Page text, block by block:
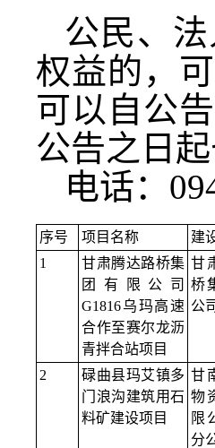
公民、
权益的，
可以自公
公告之日
电话：
序号 项目名称 建
1
甘肃腾达路桥集
团有限公司
G1816乌玛高速
合作至赛尔龙沥
青拌合站项目
甘
桥
公
2
碌曲县玛艾镇多
门浪沟建筑用石
料矿建设项目
甘
物
限
分